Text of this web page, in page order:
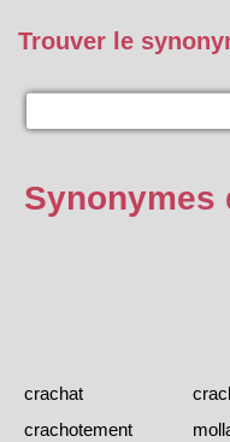
Trouver le
Synonymes
crachat
crachotement